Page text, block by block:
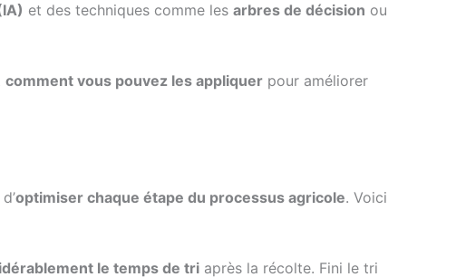
et des techniques comme les arbres de décision ou
comment vous pouvez les appliquer pour améliorer
optimiser chaque étape du processus agricole. Voici
le temps de tri après la récolte. Fini le tri